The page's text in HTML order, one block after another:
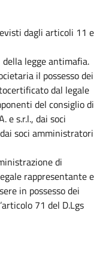
dagli articoli 11 e
legge antimafia.
il possesso dei
dal legale
del consiglio di
e s.r.l., dai soci
soci amministratori
di
rappresentante e
in possesso dei
71 del D.Lgs